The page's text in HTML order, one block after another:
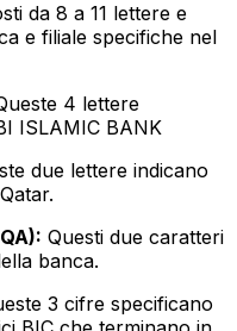
da 8 a 11 lettere e
e filiale specifiche nel
4 lettere
ISLAMIC BANK
due lettere indicano
Questi due caratteri
banca.
3 cifre specificano